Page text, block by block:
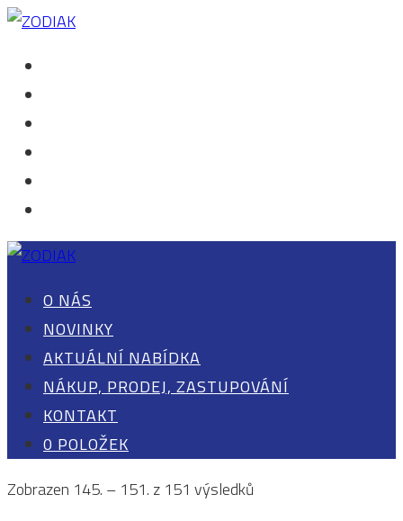
O NÁS
NOVINKY
AKTUÁLNÍ NABÍDKA
NÁKUP, PRODEJ, ZASTUPOVÁNÍ
KONTAKT
0 POLOŽEK
Zobrazen 145. – 151. z 151 výsledků